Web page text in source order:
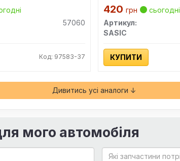
57060
Код: 97583-37
420 грн
сьогодні
Артикул:
SASIC
КУПИТИ
Дивитись усі аналоги ↓
мого автомобіля